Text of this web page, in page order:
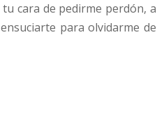
cara de pedirme perdón, a
para olvidarme de